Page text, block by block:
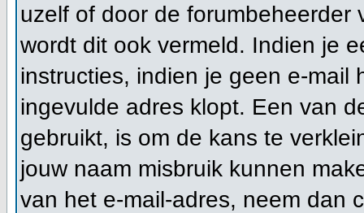
uzelf of door de forumbeheerder
wordt dit ook vermeld. Indien je
instructies, indien je geen e-
ingevulde adres klopt. Een van
gebruikt, is om de kans te
jouw naam misbruik kunnen
van het e-mail-adres, neem dan